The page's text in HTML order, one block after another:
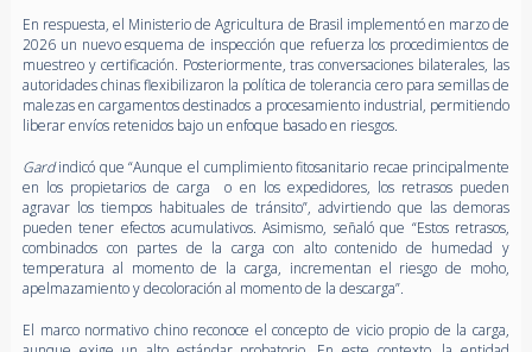
En respuesta, el Ministerio de Agricultura de Brasil implementó en marzo de
2026 un nuevo esquema de inspección que refuerza los procedimientos de
muestreo y certificación. Posteriormente, tras conversaciones bilaterales, las
autoridades chinas flexibilizaron la política de tolerancia cero para semillas de
malezas en cargamentos destinados a procesamiento industrial, permitiendo
liberar envíos retenidos bajo un enfoque basado en riesgos.
Gardindicó que “Aunque el cumplimiento fitosanitario recae principalmente
en los propietarios de carga o en los expedidores, los retrasos pueden
agravar los tiempos habituales de tránsito”, advirtiendo que las demoras
pueden tener efectos acumulativos. Asimismo, señaló que “Estos retrasos,
combinados con partes de la carga con alto contenido de humedad y
temperatura al momento de la carga, incrementan el riesgo de moho,
apelmazamiento y decoloración al momento de la descarga”.
El marco normativo chino reconoce el concepto de vicio propio de la carga,